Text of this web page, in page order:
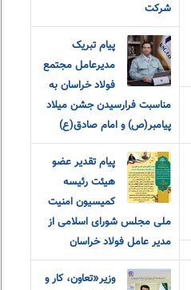
شرکت
پیام تبریک
مدیرعامل مجتمع
فولاد خراسان به
مناسبت فرارسیدن جشن میلاد
پیامبر(ص) و امام صادق(ع)
پیام تقدیر عضو
هیئت رئیسه
کمیسیون امنیت
ملی مجلس شورای اسلامی از
مدیر عامل فولاد خراسان
وزیر«تعاون، کار و